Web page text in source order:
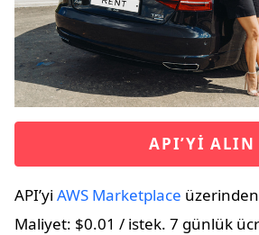
API’YI ALIN
API’yi AWS Marketplace
Maliyet: $0.01 / istek. 7 günlük